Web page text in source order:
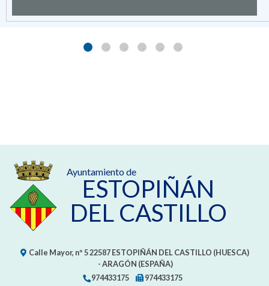
Ayuntamiento de
ESTOPIÑÁN
DEL CASTILLO
Calle Mayor, nº 522587 ESTOPIÑÁN DEL CASTILLO (HUESCA)
- ARAGÓN (ESPAÑA)
974433175
974433175